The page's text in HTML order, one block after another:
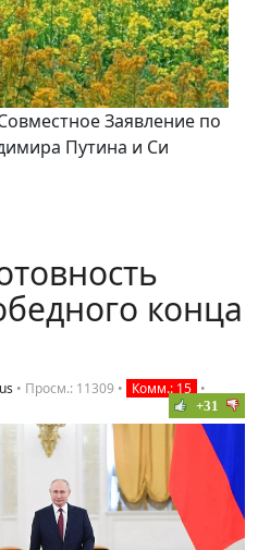
Заявление по
Путина и Си
конца
• Просм.: 11309 • Комм.: 15 •
+31